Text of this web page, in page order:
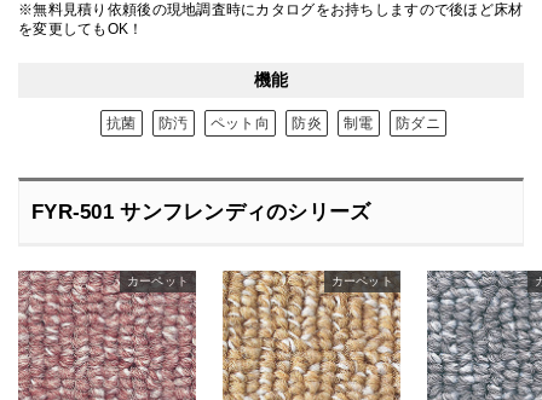
※無料見積り依頼後の現地調査時にカタログをお持ちしますので後ほど床材
を変更してもOK！
機能
抗菌 防汚 ペット向 防炎 制電 防ダニ
FYR-501 サンフレンディのシリーズ
カーペット カーペット